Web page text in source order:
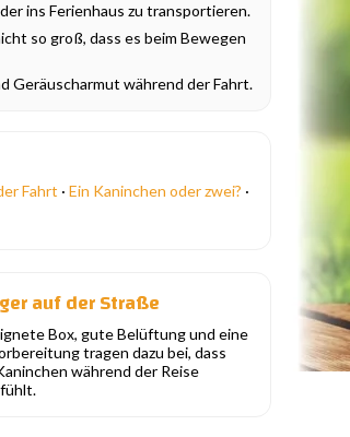
ins Ferienhaus zu transportieren.
so groß, dass es beim Bewegen
Geräuscharmut während der Fahrt.
Fahrt · Ein Kaninchen oder zwei? ·
auf der Straße
Box, gute Belüftung und eine
tragen dazu bei, dass
während der Reise